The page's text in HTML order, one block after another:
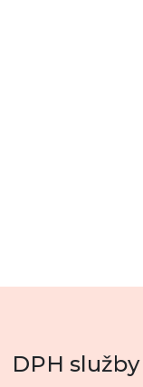
DPH služby